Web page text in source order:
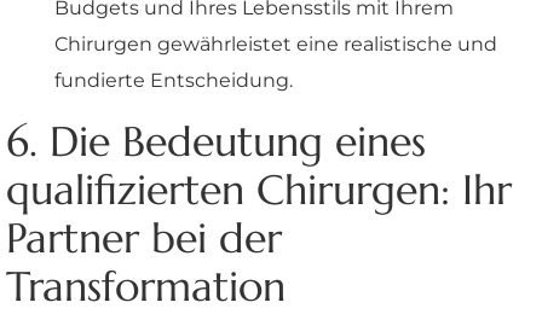
Budgets und Ihres Lebensstils mit Ihrem
Chirurgen gewährleistet eine realistische und
fundierte Entscheidung.
6. Die Bedeutung eines
qualifizierten Chirurgen: Ihr
Partner bei der
Transformation